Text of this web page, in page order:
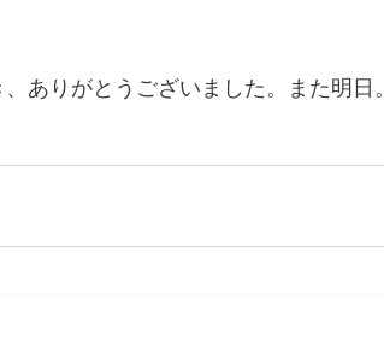
ありがとうございました。また明日。